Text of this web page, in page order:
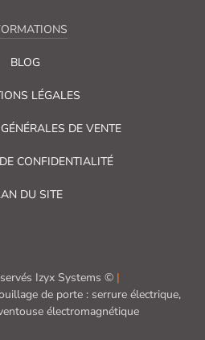
BLOG
LÉGALES
DE VENTE
CONFIDENTIALITÉ
DU SITE
Izyx Systems © |
de porte : serrure électrique,
électromagnétique